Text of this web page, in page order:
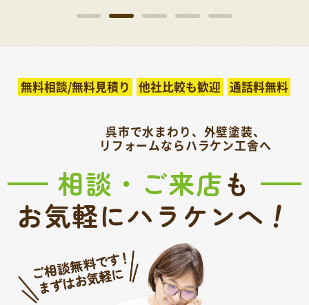
無料相談/無料見積り 他社比較も歓迎 通話料無料
呉市で水まわり、外壁塗装、
リフォームならハラケン工舎へ
相談・ご来店も
お気軽にハラケンへ！